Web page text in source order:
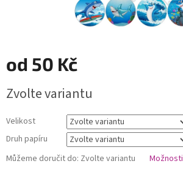
od 50 Kč
cena:
Zvolte variantu
Velikost
Druh papíru
Můžeme doručit do: Zvolte variantu